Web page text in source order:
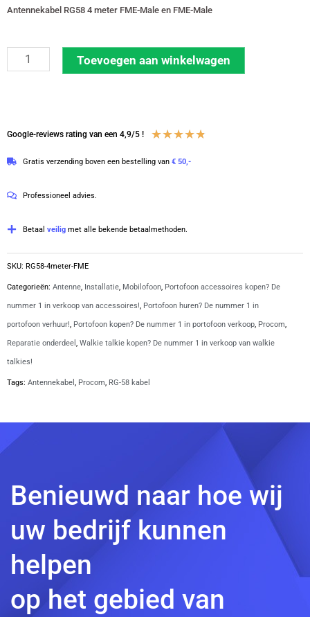
Antennekabel RG58 4 meter FME-Male en FME-Male
Antennekabel
RG58
FME-
en
|
58
4
aantal
Toevoegen aan winkelwagen
Google-reviews rating van een 4,9/5 ! ★★★★★
Gratis verzending boven een bestelling van € 50,-
Professioneel advies.
Betaal veilig met alle bekende betaalmethoden.
SKU: RG58-4meter-FME
Categorieën: Antenne, Installatie, Mobilofoon, Portofoon accessoires kopen? De
nummer 1 in verkoop van accessoires!, Portofoon huren? De nummer 1 in
portofoon verhuur!, Portofoon kopen? De nummer 1 in portofoon verkoop, Procom,
Reparatie onderdeel , Walkie talkie kopen? De nummer 1 in verkoop van walkie
talkies!
Tags: Antennekabel , Procom, RG-58 kabel
Benieuwd naar hoe wij
uw bedrijf kunnen
helpen
op het gebied van